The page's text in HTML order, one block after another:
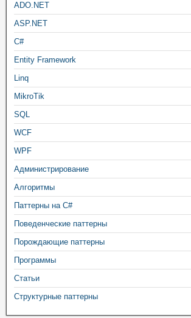
ADO.NET
ASP.NET
C#
Entity Framework
Linq
MikroTik
SQL
WCF
WPF
Администрирование
Алгоритмы
Паттерны на C#
Поведенческие паттерны
Порождающие паттерны
Программы
Статьи
Структурные паттерны